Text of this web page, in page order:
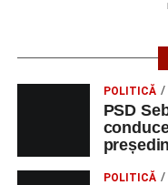
iluminatului
apelului la
Duminică, 23
cea de-a III-a
de Sebeș”
Primul concert
POLITICĂ
PSD
POLITICĂ